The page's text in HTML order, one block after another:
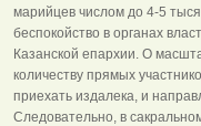
марийцев числом до 4-5
беспокойство в органах
Казанской епархии. О
количеству прямых
приехать издалека, и
Следовательно, в